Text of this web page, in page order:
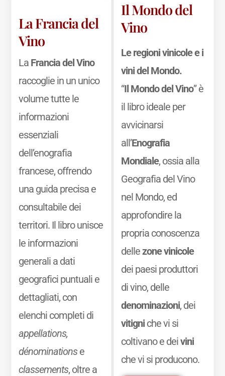
La Francia del
Vino
La Francia del Vino
raccoglie in un unico
volume tutte le
informazioni
essenziali
dell’enografia
francese, offrendo
una guida precisa e
consultabile dei
territori. Il libro unisce
le informazioni
generali a dati
geografici puntuali e
dettagliati, con
elenchi completi di
appellations,
dénominationse
classements, oltre a
Il Mondo del
Vino
Le regioni vinicole e i
vini del Mondo.
“Il Mondo del Vino” è
il libro ideale per
avvicinarsi
all’Enografia
Mondiale, ossia alla
Geografia del Vino
nel Mondo, ed
approfondire la
propria conoscenza
dellezone vinicole
dei paesi produttori
di vino, delle
denominazioni, dei
vitigniche vi si
coltivano e deivini
che vi si producono.